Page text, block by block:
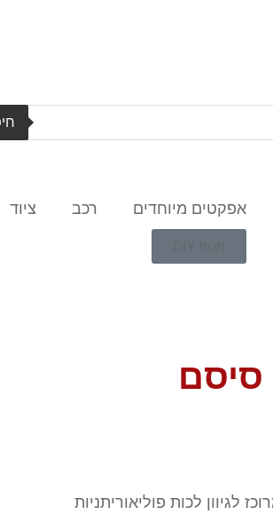
אפקטים מיוחדים רכב ציוד
חנות DIY